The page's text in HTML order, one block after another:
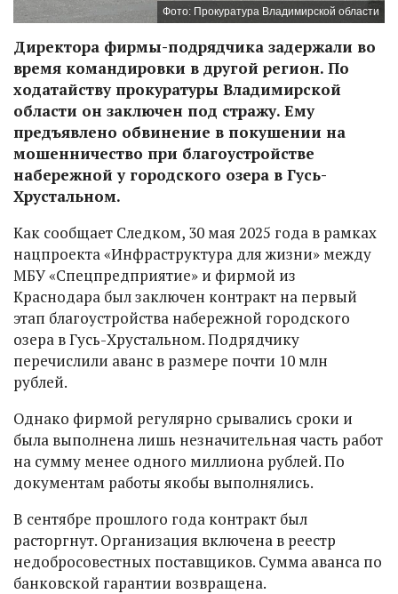
Фото: Прокуратура Владимирской области
Директора фирмы-подрядчика задержали во
время командировки в другой регион. По
ходатайству прокуратуры Владимирской
области он заключен под стражу. Ему
предъявлено обвинение в покушении на
мошенничество при благоустройстве
набережной у городского озера в Гусь-
Хрустальном.
Как сообщает Следком, 30 мая 2025 года в рамках
нацпроекта «Инфраструктура для жизни» между
МБУ «Спецпредприятие» и фирмой из
Краснодара был заключен контракт на первый
этап благоустройства набережной городского
озера в Гусь-Хрустальном. Подрядчику
перечислили аванс в размере почти 10 млн
рублей.
Однако фирмой регулярно срывались сроки и
была выполнена лишь незначительная часть работ
на сумму менее одного миллиона рублей. По
документам работы якобы выполнялись.
В сентябре прошлого года контракт был
расторгнут. Организация включена в реестр
недобросовестных поставщиков. Сумма аванса по
банковской гарантии возвращена.